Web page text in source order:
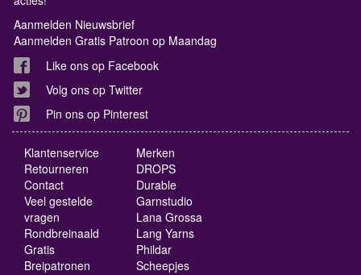
Aanmelden Nieuwsbrief
Aanmelden Gratis Patroon op Maandag
Like ons op Facebook
Volg ons op Twitter
Pin ons op Pinterest
Klantenservice
Retourneren
Contact
Veel gestelde
vragen
Rondbreinaald
Gratis
Breipatronen
Merken
DROPS
Durable
Garnstudio
Lana Grossa
Lang Yarns
Phildar
Scheepjes